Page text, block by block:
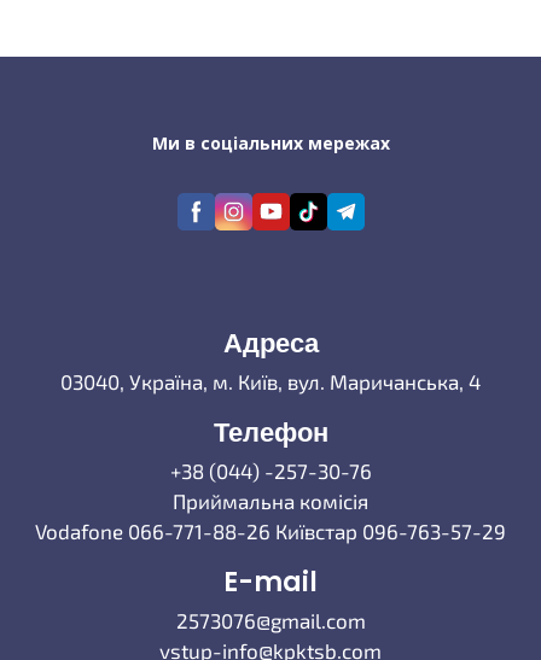
Ми в соціальних мережах
Адреса
03040, Україна, м. Київ, вул. Маричанська, 4
Телефон
+38 (044) -257-30-76
Приймальна комісія
Vodafone 066-771-88-26 Київстар 096-763-57-29
E-mail
2573076@gmail.com
vstup-info@kpktsb.com